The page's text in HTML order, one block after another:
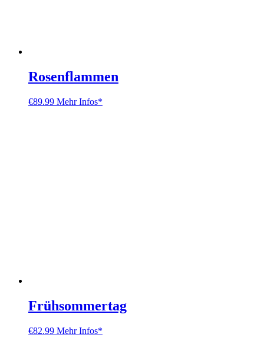
Rosenflammen
€89.99 Mehr Infos*
Frühsommertag
€82.99 Mehr Infos*